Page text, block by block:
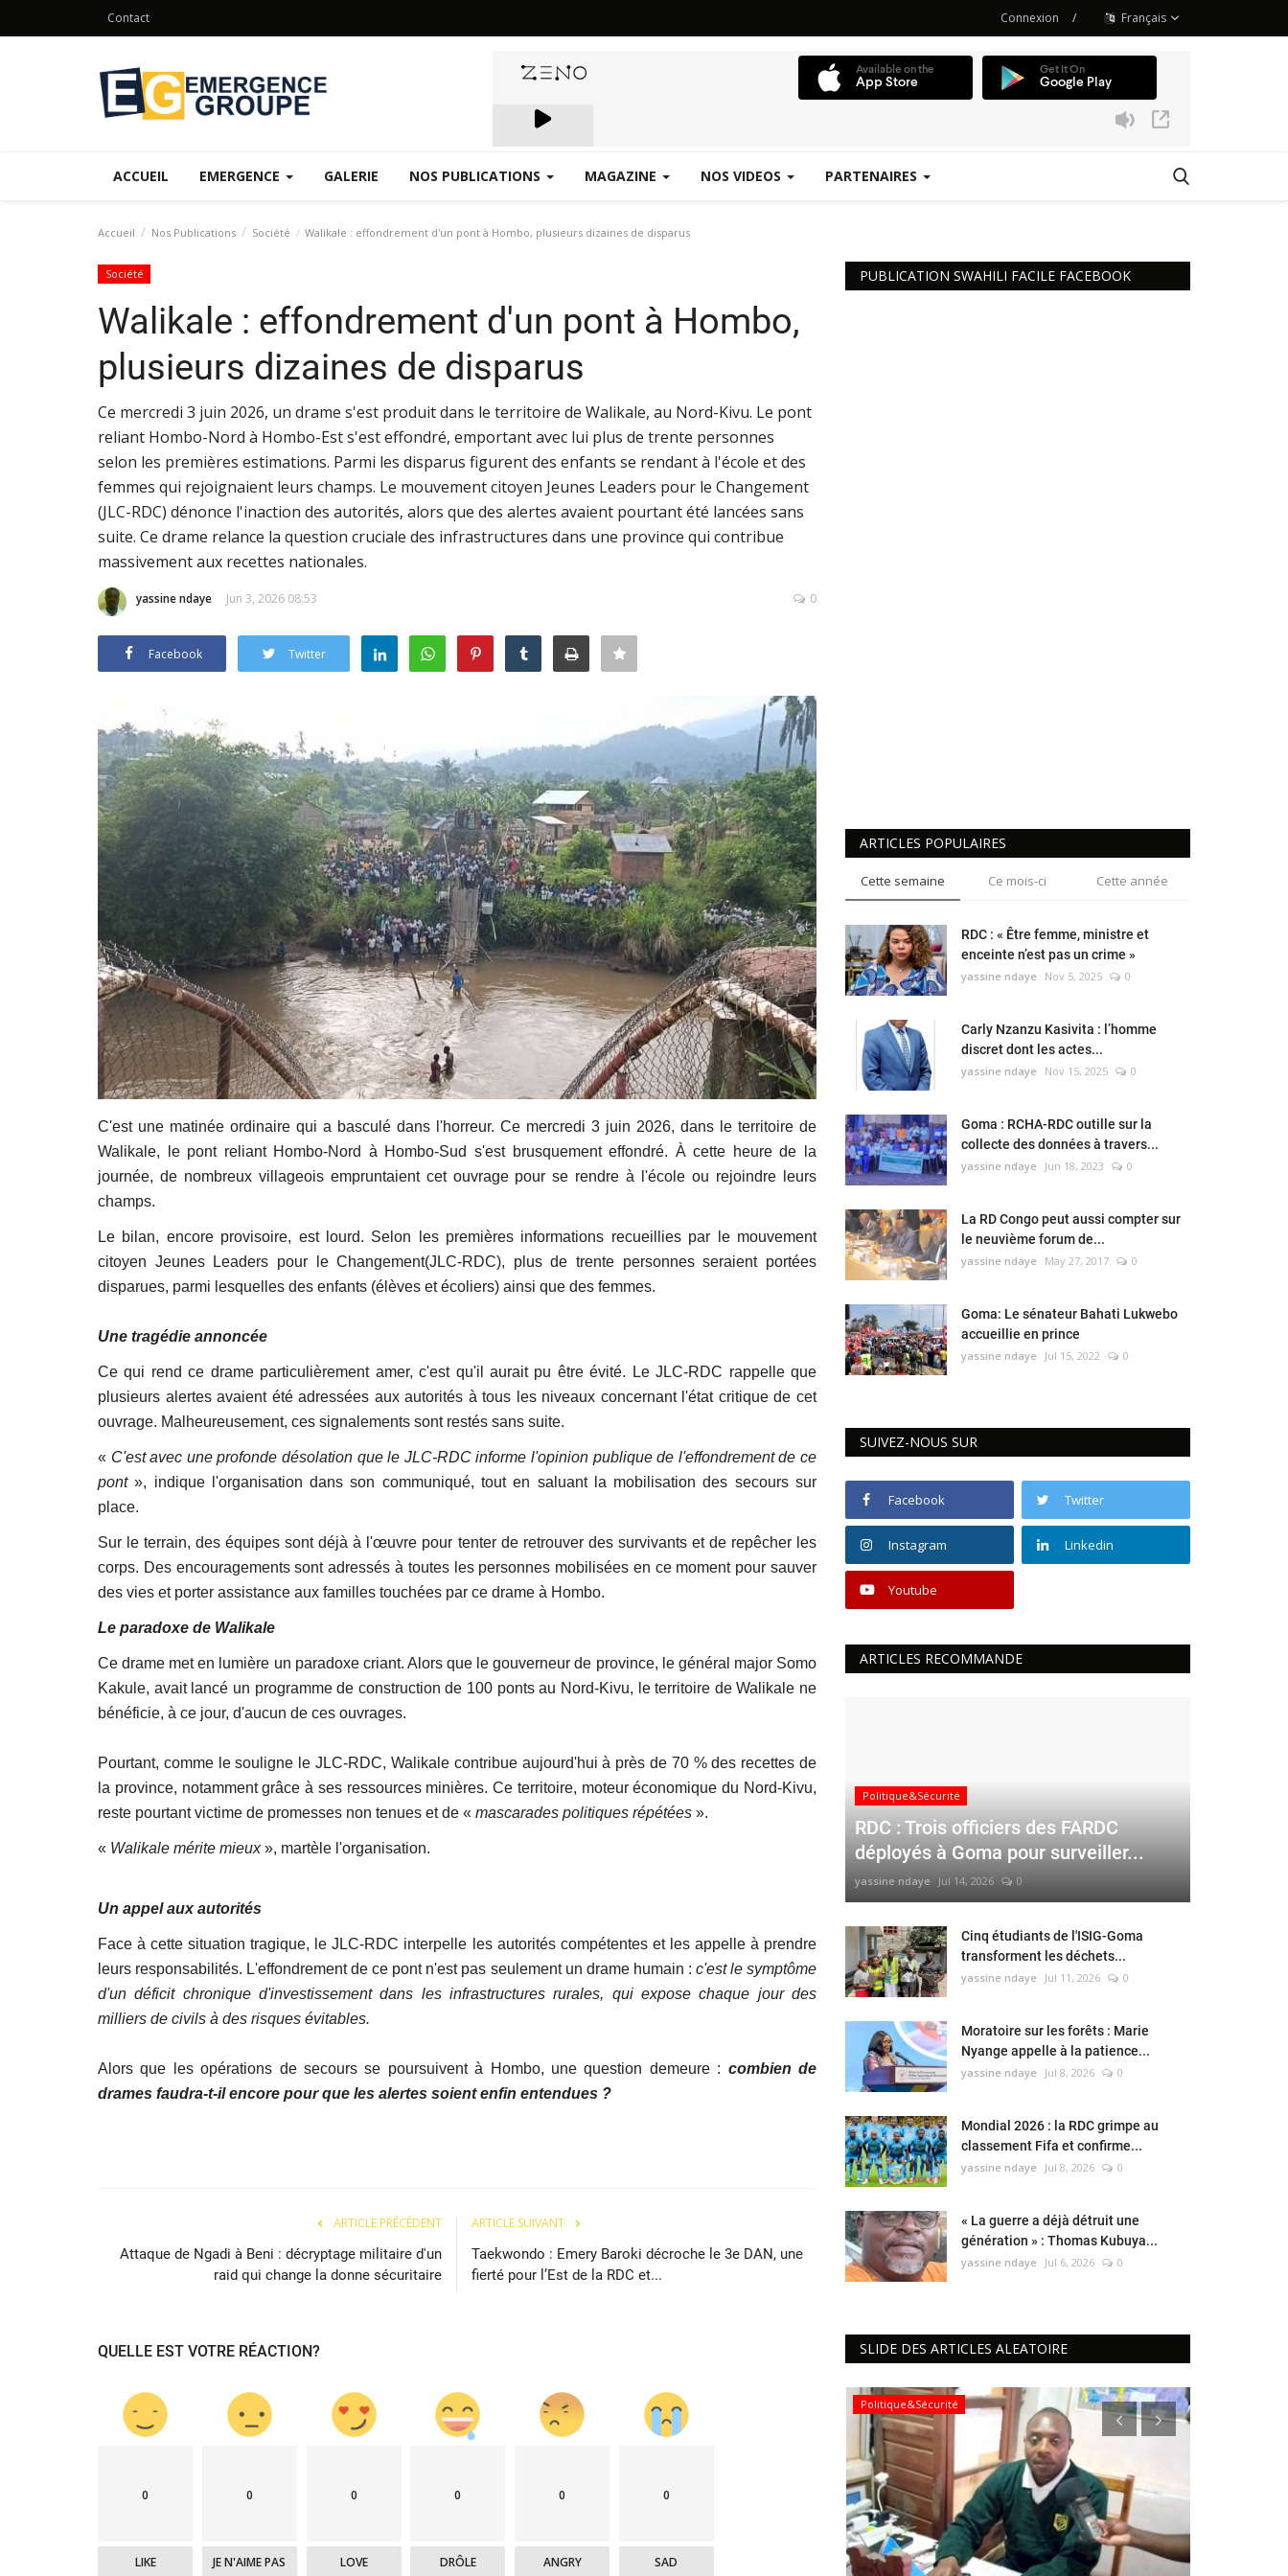
Contact Connexion / Français
ACCUEIL EMERGENCE GALERIE NOS PUBLICATIONS MAGAZINE NOS VIDEOS PARTENAIRES
Accueil Nos Publications Société Walikale : effondrement d'un pont à Hombo, plusieurs dizaines de disparus
Société
Walikale : effondrement d'un pont à Hombo,
plusieurs dizaines de disparus
Ce mercredi 3 juin 2026, un drame s'est produit dans le territoire de Walikale, au Nord-Kivu. Le pont
reliant Hombo-Nord à Hombo-Est s'est effondré, emportant avec lui plus de trente personnes
selon les premières estimations. Parmi les disparus figurent des enfants se rendant à l'école et des
femmes qui rejoignaient leurs champs. Le mouvement citoyen Jeunes Leaders pour le Changement
(JLC-RDC) dénonce l'inaction des autorités, alors que des alertes avaient pourtant été lancées sans
suite. Ce drame relance la question cruciale des infrastructures dans une province qui contribue
massivement aux recettes nationales.
yassine ndaye Jun 3, 2026 08:53 0
Facebook Twitter
C'est une matinée ordinaire qui a basculé dans l'horreur. Ce mercredi 3 juin 2026, dans le territoire de
Walikale, le pont reliant Hombo-Nord à Hombo-Sud s'est brusquement effondré. À cette heure de la
journée, de nombreux villageois empruntaient cet ouvrage pour se rendre à l'école ou rejoindre leurs
champs.
Le bilan, encore provisoire, est lourd. Selon les premières informations recueillies par le mouvement
citoyen Jeunes Leaders pour le Changement(JLC-RDC), plus de trente personnes seraient portées
disparues, parmi lesquelles des enfants (élèves et écoliers) ainsi que des femmes.
Une tragédie annoncée
Ce qui rend ce drame particulièrement amer, c'est qu'il aurait pu être évité. Le JLC-RDC rappelle que
plusieurs alertes avaient été adressées aux autorités à tous les niveaux concernant l'état critique de cet
ouvrage. Malheureusement, ces signalements sont restés sans suite.
« C'est avec une profonde désolation que le JLC-RDC informe l'opinion publique de l'effondrement de ce
pont», indique l'organisation dans son communiqué, tout en saluant la mobilisation des secours sur
place.
Sur le terrain, des équipes sont déjà à l'œuvre pour tenter de retrouver des survivants et de repêcher les
corps. Des encouragements sont adressés à toutes les personnes mobilisées en ce moment pour sauver
des vies et porter assistance aux familles touchées par ce drame à Hombo.
Le paradoxe de Walikale
Ce drame met en lumière un paradoxe criant. Alors que le gouverneur de province, le général major Somo
Kakule, avait lancé un programme de construction de 100 ponts au Nord-Kivu, le territoire de Walikale ne
bénéficie, à ce jour, d'aucun de ces ouvrages.
Pourtant, comme le souligne le JLC-RDC, Walikale contribue aujourd'hui à près de 70 % des recettes de
la province, notamment grâce à ses ressources minières. Ce territoire, moteur économique du Nord-Kivu,
reste pourtant victime de promesses non tenues et de « mascarades politiques répétées ».
« Walikale mérite mieux», martèle l'organisation.
Un appel aux autorités
Face à cette situation tragique, le JLC-RDC interpelle les autorités compétentes et les appelle à prendre
leurs responsabilités. L'effondrement de ce pont n'est pas seulement un drame humain : c'est le symptôme
d'un déficit chronique d'investissement dans les infrastructures rurales, qui expose chaque jour des
milliers de civils à des risques évitables.
Alors que les opérations de secours se poursuivent à Hombo, une question demeure : combien de
drames faudra-t-il encore pour que les alertes soient enfin entendues ?
ARTICLE PRÉCÉDENT
Attaque de Ngadi à Beni : décryptage militaire d'un
raid qui change la donne sécuritaire
ARTICLE SUIVANT
Taekwondo : Emery Baroki décroche le 3e DAN, une
fierté pour l’Est de la RDC et...
QUELLE EST VOTRE RÉACTION?
0
LIKE
0
JE N'AIME PAS
0
LOVE
0
DRÔLE
0
ANGRY
0
SAD
PUBLICATION SWAHILI FACILE FACEBOOK
ARTICLES POPULAIRES
Cette semaine Ce mois-ci Cette année
RDC : « Être femme, ministre et
enceinte n’est pas un crime »
yassine ndaye Nov 5, 2025 0
Carly Nzanzu Kasivita : l’homme
discret dont les actes...
yassine ndaye Nov 15, 2025 0
Goma : RCHA-RDC outille sur la
collecte des données à travers...
yassine ndaye Jun 18, 2023 0
La RD Congo peut aussi compter sur
le neuvième forum de...
yassine ndaye May 27, 2017 0
Goma: Le sénateur Bahati Lukwebo
accueillie en prince
yassine ndaye Jul 15, 2022 0
SUIVEZ-NOUS SUR
Facebook Twitter
Instagram Linkedin
Youtube
ARTICLES RECOMMANDE
Politique&Sécurité
RDC : Trois officiers des FARDC
déployés à Goma pour surveiller...
yassine ndaye Jul 14, 2026 0
Cinq étudiants de l'ISIG-Goma
transforment les déchets...
yassine ndaye Jul 11, 2026 0
Moratoire sur les forêts : Marie
Nyange appelle à la patience...
yassine ndaye Jul 8, 2026 0
Mondial 2026 : la RDC grimpe au
classement Fifa et confirme...
yassine ndaye Jul 8, 2026 0
« La guerre a déjà détruit une
génération » : Thomas Kubuya...
yassine ndaye Jul 6, 2026 0
SLIDE DES ARTICLES ALEATOIRE
Politique&Sécurité Politique&Sécurité Politique&Sécurité